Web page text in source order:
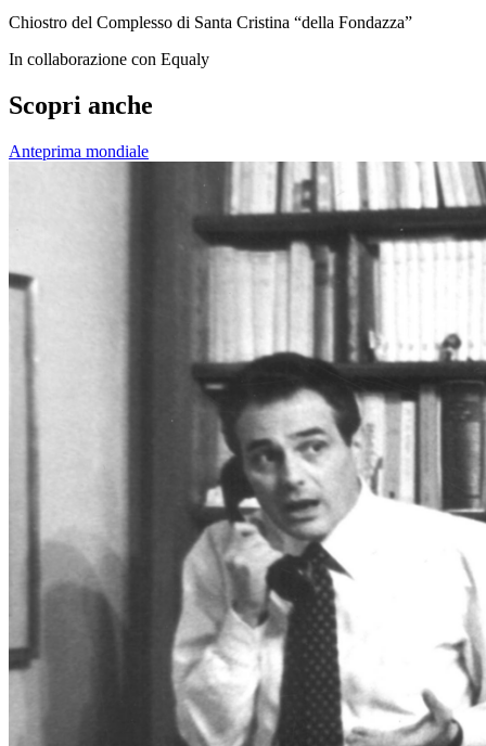
Chiostro del Complesso di Santa Cristina “della Fondazza”
In collaborazione con Equaly
Scopri anche
Anteprima mondiale